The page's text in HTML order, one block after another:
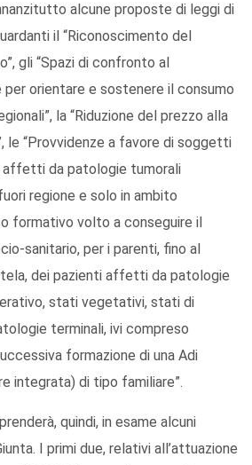
alcune proposte di leggi di
il “Riconoscimento del
gli “Spazi di confronto al
per orientare e sostenere il consumo
la “Riduzione del prezzo alla
le “Provvidenze a favore di soggetti
affetti da patologie tumorali
regione e solo in ambito
formativo volto a conseguire il
sanitario, per i parenti, fino al
dei pazienti affetti da patologie
stati vegetativi, stati di
terminali, ivi compreso
formazione di una Adi
integrata) di tipo familiare”.
quindi, in esame alcuni
I primi due, relativi all’attuazione